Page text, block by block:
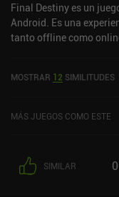
Final Destiny es un
Android. Es una
tanto offline como
MOSTRAR 12 SIMILITUDES
MÁS JUEGOS COMO ESTE
SIMILAR 0